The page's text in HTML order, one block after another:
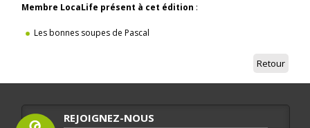
Membre LocaLife présent à cet édition :
Les bonnes soupes de Pascal
Retour
REJOIGNEZ-NOUS